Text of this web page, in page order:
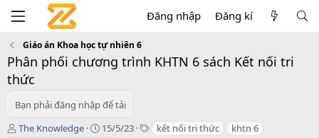
Đăng nhập Đăng kí
Giáo án Khoa học tự nhiên 6
Phân phối chương trình KHTN 6 sách Kết nối tri
thức
Bạn phải đăng nhập để tải
T
The Knowledge
C15/5/23
T kết nối tri thức
khtn 6